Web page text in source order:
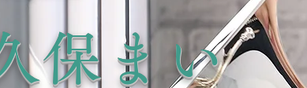
保まい